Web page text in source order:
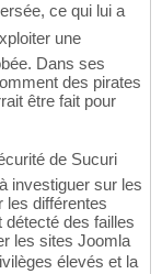
ce qui lui a
une
Dans ses
des pirates
être fait pour
de Sucuri
investiguer sur les
les différentes
des failles
les sites Joomla
élevés et la